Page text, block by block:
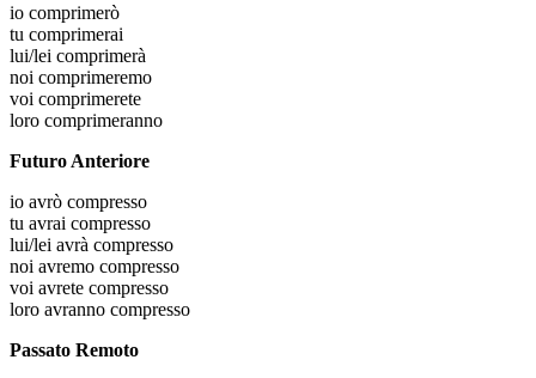
io comprimerò
tu comprimerai
lui/lei comprimerà
noi comprimeremo
voi comprimerete
loro comprimeranno
Futuro Anteriore
io avrò compresso
tu avrai compresso
lui/lei avrà compresso
noi avremo compresso
voi avrete compresso
loro avranno compresso
Passato Remoto